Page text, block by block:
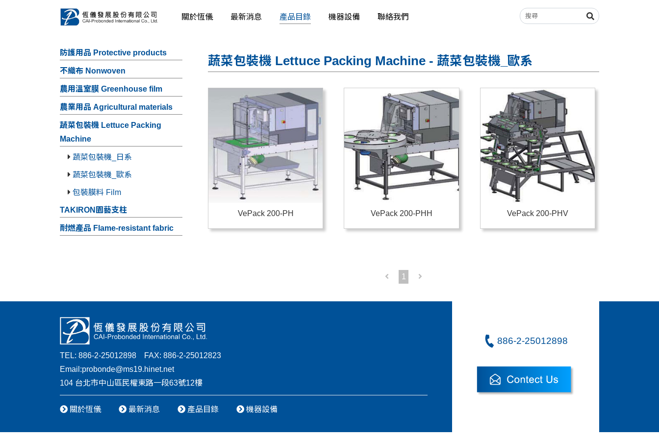
關於恆儀 最新消息 產品目錄 機器設備 聯絡我們
防護用品 Protective products
不織布 Nonwoven
農用溫室膜 Greenhouse film
農業用品 Agricultural materials
蔬菜包裝機 Lettuce Packing
Machine
蔬菜包裝機_日系
蔬菜包裝機_歐系
包裝膜料 Film
TAKIRON園藝支柱
耐燃產品 Flame-resistant fabric
蔬菜包裝機 Lettuce Packing Machine - 蔬菜包裝機_歐系
VePack 200-PH VePack 200-PHH VePack 200-PHV
1
TEL: 886-2-25012898 FAX: 886-2-25012823
Email:probonde@ms19.hinet.net
104 台北市中山區民權東路一段63號12樓
關於恆儀 最新消息 產品目錄 機器設備
886-2-25012898